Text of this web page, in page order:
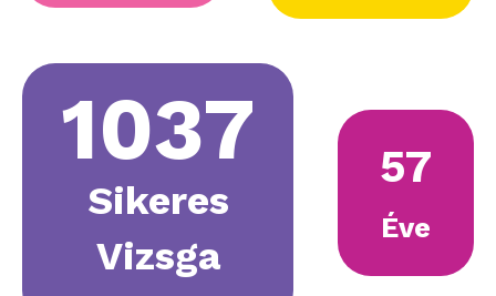
1124
Sikeres
Vizsga
57
Éve